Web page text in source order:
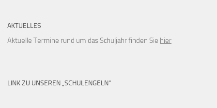
AKTUELLES
Aktuelle Termine rund um das Schuljahr finden Sie hier
LINK ZU UNSEREN „SCHULENGELN“